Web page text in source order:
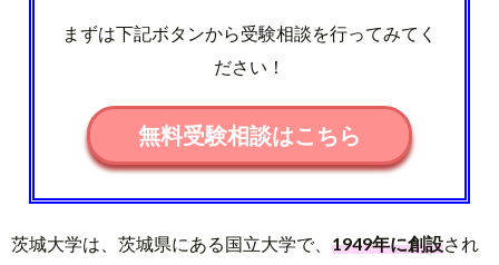
まずは下記ボタンから受験相談を行ってみてく
ださい！
無料受験相談はこちら
茨城大学は、茨城県にある国立大学で、 1949年に創設され